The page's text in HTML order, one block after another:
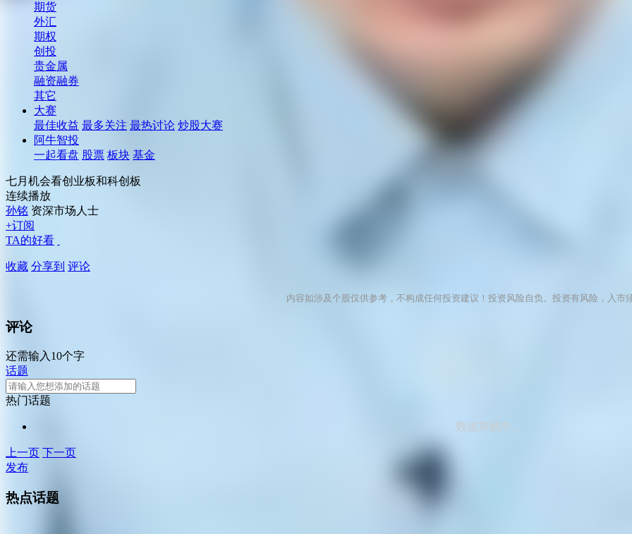
期货
外汇
期权
创投
贵金属
融资融券
其它
大赛
最佳收益 最多关注 最热讨论 炒股大赛
阿牛智投
一起看盘 股票 板块 基金
七月机会看创业板和科创板
连续播放
孙铭 资深市场人士
+订阅
TA的好看
收藏 分享到 评论
内容如涉及个股仅供参考，不构成任何投资建议！投资风险自负。投资有风险，入市
评论
还需输入10个字
话题
热门话题
数据加载中...
上一页 下一页
发布
热点话题